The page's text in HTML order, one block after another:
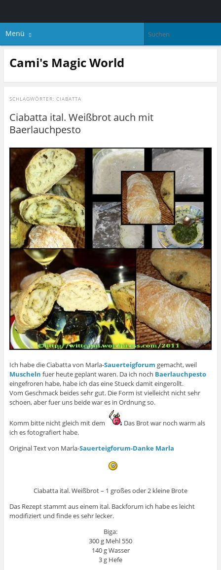
Menü
Cami's Magic World
SCHLAGWÖRTER: CIABATTA
Ciabatta ital. Weißbrot auch mit
Baerlauchpesto
Ich habe die Ciabatta von Marla-Sauerteigforum gemacht, weil
Muscheln fuer heute geplant waren. Da ich noch Baerlauchpesto
eingefroren habe, habe ich das eine Stueck damit eingerollt.
Vom Geschmack beides sehr gut. Die Form ist vielleicht nicht sehr
schoen, aber fuer uns beide war es in Ordnung so.
Komm bitte nicht gleich mit dem
Das Brot war noch warm als
ich es fotografiert habe.
Original Text von Marla-Sauerteigforum-Danke Marla
Ciabatta ital. Weißbrot – 1 großes oder 2 kleine Brote
Das Rezept stammt aus einem ital. Backforum ich habe es leicht
modifiziert und finde es sehr lecker.
Biga:
300 g Mehl 550
140 g Wasser
3 g Hefe